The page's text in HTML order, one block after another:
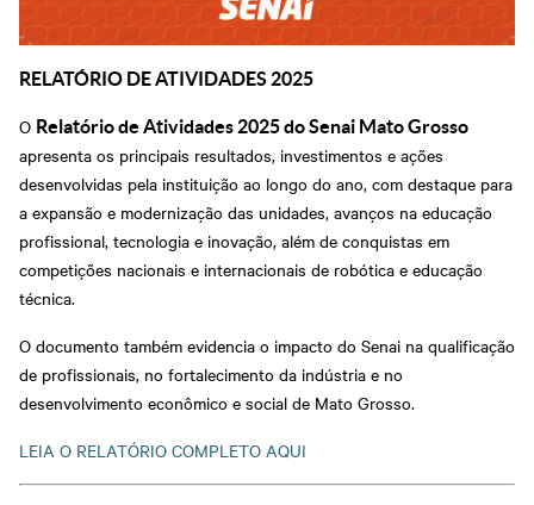
RELATÓRIO DE ATIVIDADES 2025
O Relatório de Atividades 2025 do Senai Mato Grosso
apresenta os principais resultados, investimentos e ações
desenvolvidas pela instituição ao longo do ano, com destaque para
a expansão e modernização das unidades, avanços na educação
profissional, tecnologia e inovação, além de conquistas em
competições nacionais e internacionais de robótica e educação
técnica.
O documento também evidencia o impacto do Senai na qualificação
de profissionais, no fortalecimento da indústria e no
desenvolvimento econômico e social de Mato Grosso.
LEIA O RELATÓRIO COMPLETO AQUI